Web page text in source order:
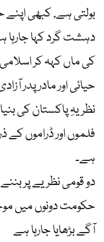
بولتی ہے, کبھی اپنے
دہشت گرد کہا
کی ماں کہہ کر
حیائی اور مادر پدر
نظریہِ پاکستان کی
فلموں اور ڈراموں کے
ہے۔
دو قومی نظریے پر
حکومت دونوں میں
آگے بڑھایا جارہا ہے